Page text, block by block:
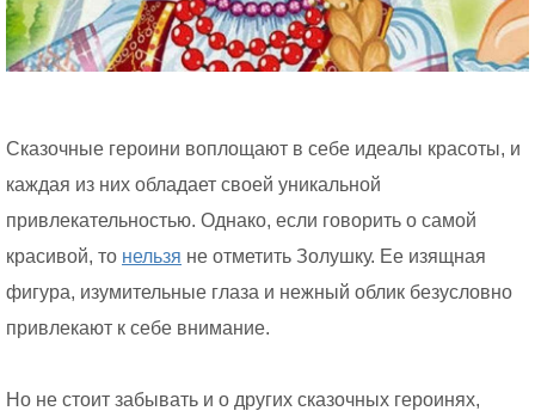
Сказочные героини воплощают в себе идеалы красоты, и
каждая из них обладает своей уникальной
привлекательностью. Однако, если говорить о самой
красивой, то нельзя не отметить Золушку. Ее изящная
фигура, изумительные глаза и нежный облик безусловно
привлекают к себе внимание.
Но не стоит забывать и о других сказочных героинях,